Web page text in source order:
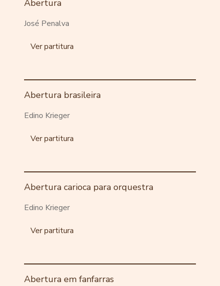
Abertura
José Penalva
Ver partitura
Abertura brasileira
Edino Krieger
Ver partitura
Abertura carioca para orquestra
Edino Krieger
Ver partitura
Abertura em fanfarras